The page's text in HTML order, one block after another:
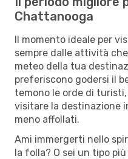
Chattanooga
Il momento ideale per
sempre dalle attività
meteo della tua
preferiscono godersi il
temono le orde di
visitare la destinazione
meno affollati.
Ami immergerti nello
la folla? O sei un tipo